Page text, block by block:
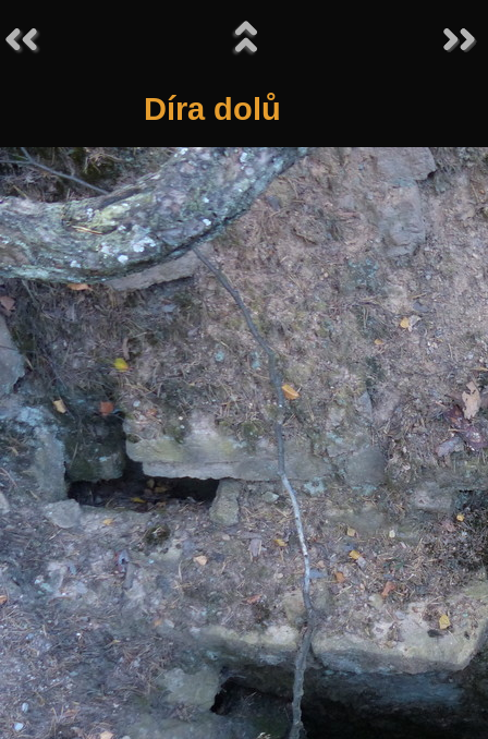
Díra dolů